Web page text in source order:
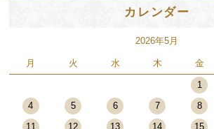
カレンダー
2026年5月
月 火 水 木 金
1
4
5 6 7 8
11
12 13 14 15